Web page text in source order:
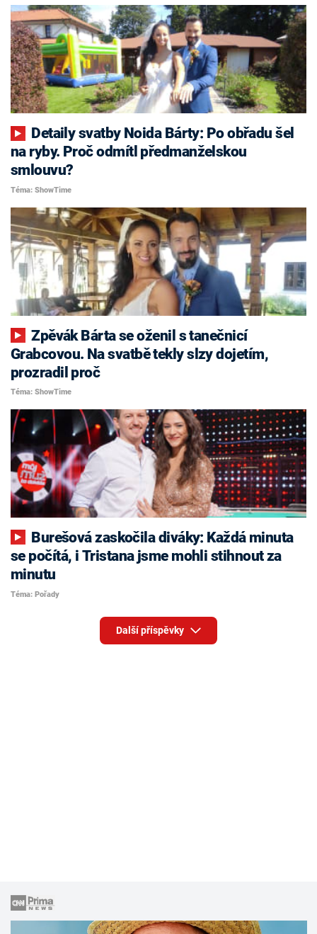
na ryby. Proč odmítl předmanželskou
smlouvu?
Téma: ShowTime
Zpěvák Bárta se oženil s tanečnicí
Grabcovou. Na svatbě tekly slzy dojetím,
prozradil proč
Téma: ShowTime
se počítá, i Tristana jsme mohli stihnout za
minutu
Téma: Pořady
Další příspěvky